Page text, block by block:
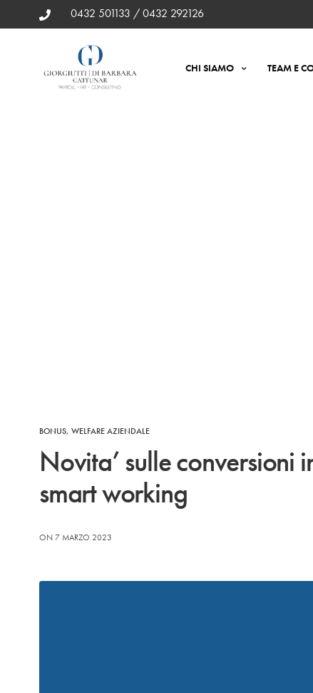
0432 501133 / 0432 292126
CHI SIAMO TEAM E
BONUS, WELFARE AZIENDALE
Novita’ sulle conversioni
smart working
ON 7 MARZO 2023